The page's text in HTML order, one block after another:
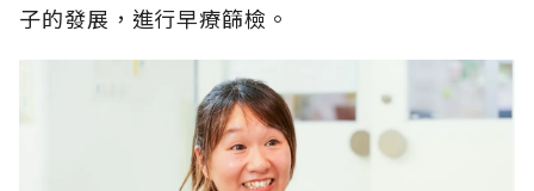
子的發展，進行早療篩檢。